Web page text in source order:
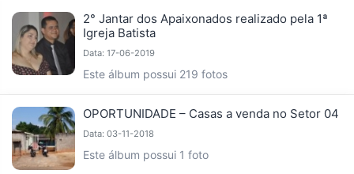
2° Jantar dos Apaixonados realizado pela 1ª
Igreja Batista
Data: 17-06-2019
Este álbum possui 219 fotos
OPORTUNIDADE – Casas a venda no Setor 04
Data: 03-11-2018
Este álbum possui 1 foto